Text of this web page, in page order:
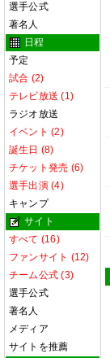
選手公式
著名人
日程
予定
試合 (2)
テレビ放送 (1)
ラジオ放送
イベント (2)
誕生日 (8)
チケット発売 (6)
選手出演 (4)
キャンプ
サイト
すべて (16)
ファンサイト (12)
チーム公式 (3)
選手公式
著名人
メディア
サイトを推薦